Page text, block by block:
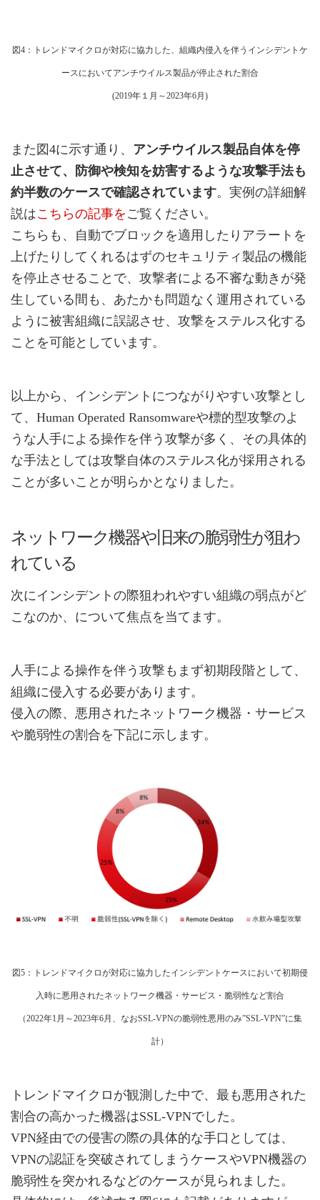
図4：トレンドマイクロが対応に協力した、組織内侵入を伴うインシデントケ
ースにおいてアンチウイルス製品が停止された割合
(2019年１月～2023年6月)
また図4に示す通り、 アンチウイルス製品自体を停
止させて、防御や検知を妨害するような攻撃手法も
約半数のケースで確認されています。実例の詳細解
説はこちらの記事を ご覧ください。
こちらも、自動でブロックを適用したりアラートを
上げたりしてくれるはずのセキュリティ製品の機能
を停止させることで、攻撃者による不審な動きが発
生している間も、あたかも問題なく運用されている
ように被害組織に誤認させ、攻撃をステルス化する
ことを可能としています。
以上から、インシデントにつながりやすい攻撃とし
て、Human Operated Ransomwareや標的型攻撃のよ
うな人手による操作を伴う攻撃が多く、その具体的
な手法としては攻撃自体のステルス化が採用される
ことが多いことが明らかとなりました。
ネットワーク機器や旧来の脆弱性が狙わ
れている
次にインシデントの際狙われやすい組織の弱点がど
こなのか、について焦点を当てます。
人手による操作を伴う攻撃もまず初期段階として、
組織に侵入する必要があります。
侵入の際、悪用されたネットワーク機器・サービス
や脆弱性の割合を下記に示します。
図5：トレンドマイクロが対応に協力したインシデントケースにおいて初期侵
入時に悪用されたネットワーク機器・サービス・脆弱性など割合
（2022年1月～2023年6月、なおSSL-VPNの脆弱性悪用のみ”SSL-VPN”に集
計）
トレンドマイクロが観測した中で、最も悪用された
割合の高かった機器はSSL-VPNでした。
VPN経由での侵害の際の具体的な手口としては、
VPNの認証を突破されてしまうケースやVPN機器の
脆弱性を突かれるなどのケースが見られました。